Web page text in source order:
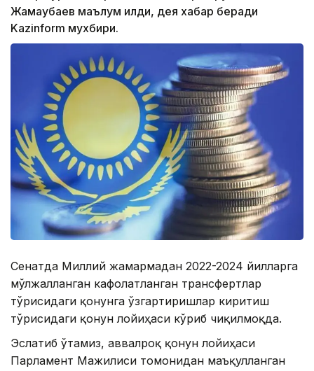
Жамаубаев маълум қилди, дея хабар беради
Kazinform мухбири.
Сенатда Миллий жамғармадан 2022-2024 йилларга
мўлжалланган кафолатланган трансфертлар
тўғрисидаги қонунга ўзгартиришлар киритиш
тўғрисидаги қонун лойиҳаси кўриб чиқилмоқда.
Эслатиб ўтамиз, аввалроқ қонун лойиҳаси
Парламент Мажилиси томонидан маъқулланган